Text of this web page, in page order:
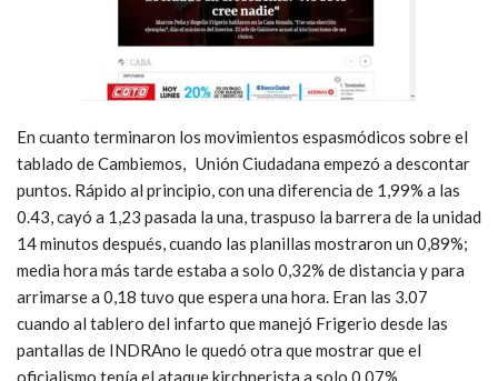
En cuanto terminaron los movimientos espasmódicos sobre el
tablado de Cambiemos, Unión Ciudadana empezó a descontar
puntos. Rápido al principio, con una diferencia de 1,99% a las
0.43, cayó a 1,23 pasada la una, traspuso la barrera de la unidad
14 minutos después, cuando las planillas mostraron un 0,89%;
media hora más tarde estaba a solo 0,32% de distancia y para
arrimarse a 0,18 tuvo que espera una hora. Eran las 3.07
cuando al tablero del infarto que manejó Frigerio desde las
pantallas de INDRAno le quedó otra que mostrar que el
oficialismo tenía el ataque kirchnerista a solo 0,07%.